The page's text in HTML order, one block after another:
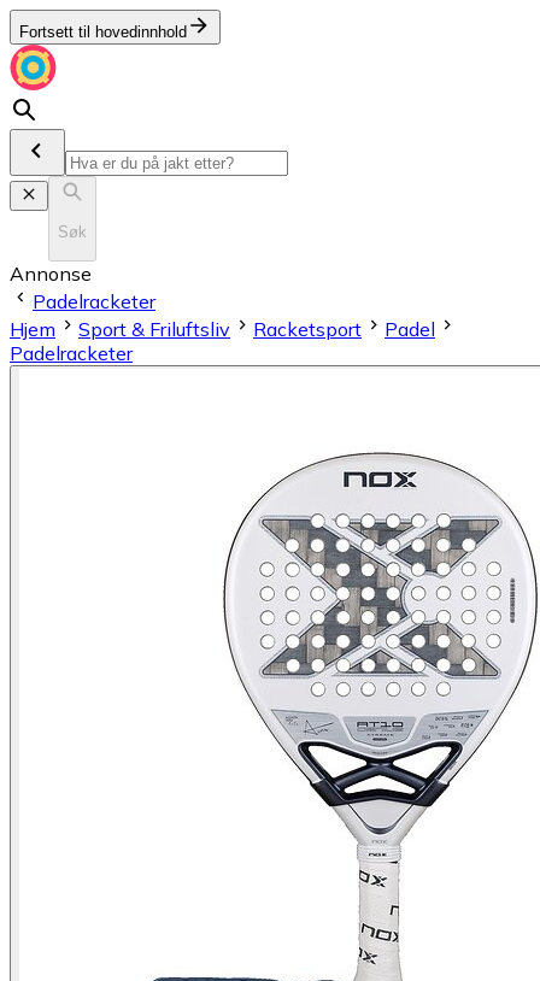
Fortsett til hovedinnhold
Søk
Annonse
Padelracketer
Hjem
Sport & Friluftsliv Racketsport
Padel
Padelracketer